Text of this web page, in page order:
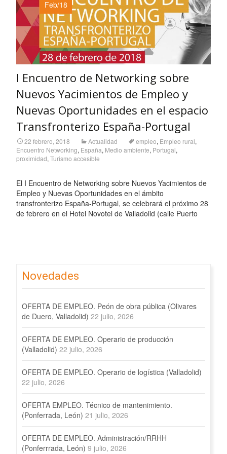
Feb/18
I Encuentro de Networking sobre
Nuevos Yacimientos de Empleo y
Nuevas Oportunidades en el espacio
Transfronterizo España-Portugal
22 febrero, 2018 Actualidad empleo, Empleo rural,
Encuentro Networking, España, Medio ambiente, Portugal,
proximidad, Turismo accesible
El I Encuentro de Networking sobre Nuevos Yacimientos de
Empleo y Nuevas Oportunidades en el ámbito
transfronterizo España-Portugal, se celebrará el próximo 28
de febrero en el Hotel Novotel de Valladolid (calle Puerto
Novedades
OFERTA DE EMPLEO. Peón de obra pública (Olivares
de Duero, Valladolid) 22 julio, 2026
OFERTA DE EMPLEO. Operario de producción
(Valladolid) 22 julio, 2026
OFERTA DE EMPLEO. Operario de logística (Valladolid)
22 julio, 2026
OFERTA EMPLEO. Técnico de mantenimiento.
(Ponferrada, León) 21 julio, 2026
OFERTA DE EMPLEO. Administración/RRHH
(Ponferrrada, León) 9 julio, 2026